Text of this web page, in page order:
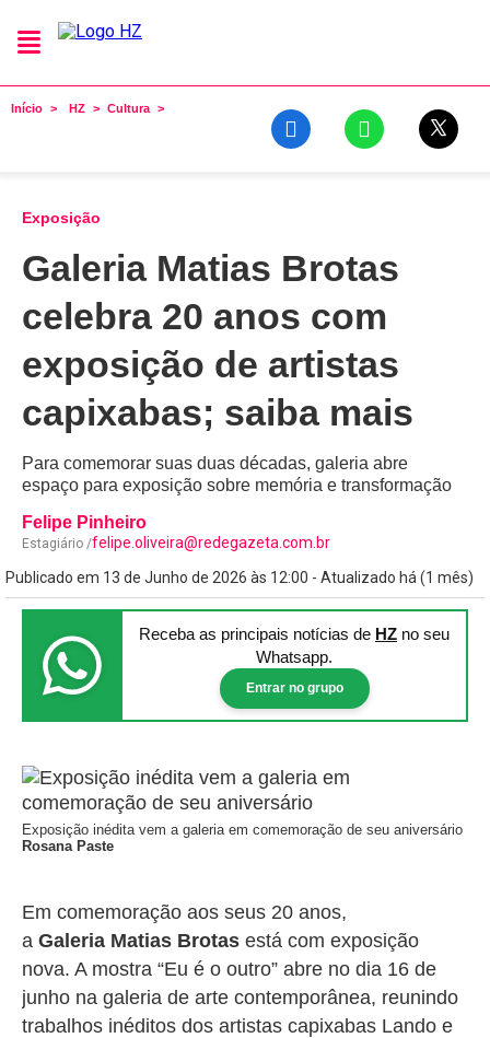
Início HZ Cultura
Exposição
Galeria Matias Brotas
celebra 20 anos com
exposição de artistas
capixabas; saiba mais
Para comemorar suas duas décadas, galeria abre
espaço para exposição sobre memória e transformação
Felipe Pinheiro
Estagiário /felipe.oliveira@redegazeta.com.br
Publicado em 13 de Junho de 2026 às 12:00 - Atualizado há (1 mês)
Receba as principais notícias de HZ no seu
Whatsapp.
Entrar no grupo
Exposição inédita vem a galeria em comemoração de seu aniversário
Rosana Paste
Em comemoração aos seus 20 anos,
a Galeria Matias Brotas está com exposição
nova. A mostra “Eu é o outro” abre no dia 16 de
junho na galeria de arte contemporânea, reunindo
trabalhos inéditos dos artistas capixabas Lando e